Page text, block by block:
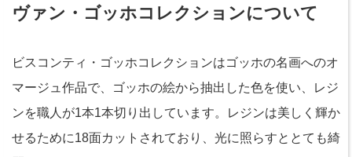
ヴァン・ゴッホコレクションについて
ビスコンティ・ゴッホコレクションはゴッホの名画へのオ
マージュ作品で、ゴッホの絵から抽出した色を使い、レジ
ンを職人が1本1本切り出しています。レジンは美しく輝か
せるために18面カットされており、光に照らすととても綺